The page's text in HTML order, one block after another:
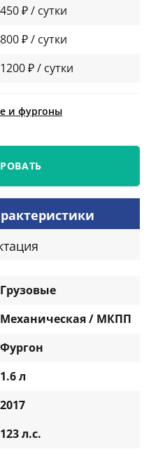
450 ₽ / сутки
800 ₽ / сутки
1200 ₽ / сутки
и фургоны
Грузовые
Механическая / МКПП
Фургон
1.6 л
2017
123 л.с.